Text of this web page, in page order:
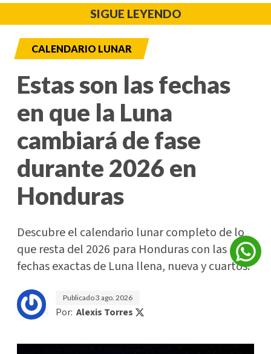
SIGUE LEYENDO
CALENDARIO LUNAR
Estas son las fechas
en que la Luna
cambiará de fase
durante 2026 en
Honduras
Descubre el calendario lunar completo de lo
que resta del 2026 para Honduras con las
fechas exactas de Luna llena, nueva y cuartos.
Publicado3 ago. 2026
Por: Alexis Torres